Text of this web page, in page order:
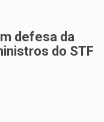
defesa da
do STF